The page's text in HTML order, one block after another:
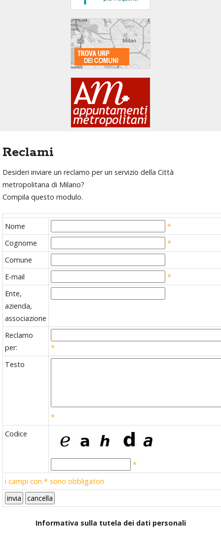
Reclami
Desideri inviare un reclamo per un servizio della Città
metropolitana di Milano?
Compila questo modulo.
Nome
*
Cognome
*
Comune
E-mail
*
Ente,
azienda,
associazione
Reclamo
per:
*
Testo
*
Codice
*
i campi con * sono obbligatori
Informativa sulla tutela dei dati personali